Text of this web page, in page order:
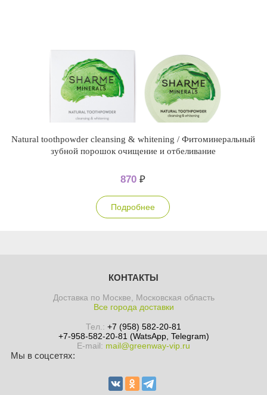
Natural toothpowder cleansing & whitening / Фитоминеральный
зубной порошок очищение и отбеливание
870 ₽
Подробнее
КОНТАКТЫ
Доставка по Москве, Московская область
Все города доставки
Тел.: +7 (958) 582-20-81
+7-958-582-20-81 (WatsApp, Telegram)
E-mail: mail@greenway-vip.ru
Мы в соцсетях: